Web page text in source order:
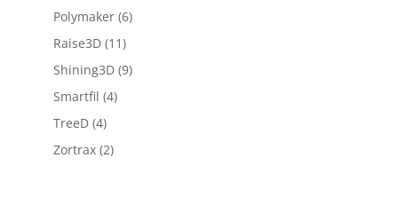
Polymaker (6)
Raise3D (11)
Shining3D (9)
Smartfil (4)
TreeD (4)
Zortrax (2)